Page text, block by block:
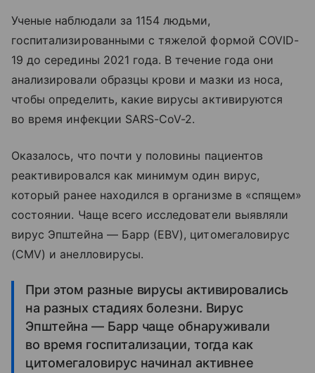
Ученые наблюдали за 1154 людьми,
госпитализированными с тяжелой формой COVID-
19 до середины 2021 года. В течение года они
анализировали образцы крови и мазки из носа,
чтобы определить, какие вирусы активируются
во время инфекции SARS-CoV-2.
Оказалось, что почти у половины пациентов
реактивировался как минимум один вирус,
который ранее находился в организме в «спящем»
состоянии. Чаще всего исследователи выявляли
вирус Эпштейна — Барр (EBV), цитомегаловирус
(CMV) и анелловирусы.
При этом разные вирусы активировались
на разных стадиях болезни. Вирус
Эпштейна — Барр чаще обнаруживали
во время госпитализации, тогда как
цитомегаловирус начинал активнее